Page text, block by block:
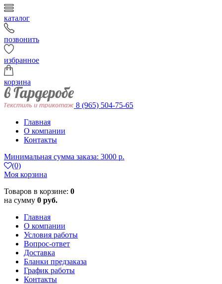
каталог
позвонить
избранное
корзина
8 (965) 504-75-65
Главная
О компании
Контакты
Минимальная сумма заказа: 3000 р.
(0)
Моя корзина
Товаров в корзине: 0
на сумму 0 руб.
Главная
О компании
Условия работы
Вопрос-ответ
Доставка
Бланки предзаказа
График работы
Контакты